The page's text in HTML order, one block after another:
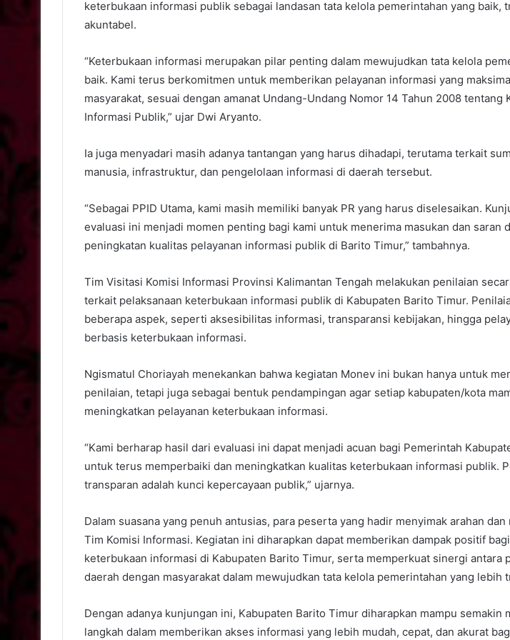
keterbukaan informasi publik sebagai landasan tata kelola pemerintahan yang baik,
akuntabel.
“Keterbukaan informasi merupakan pilar penting dalam mewujudkan tata kelola
baik. Kami terus berkomitmen untuk memberikan pelayanan informasi yang
masyarakat, sesuai dengan amanat Undang-Undang Nomor 14 Tahun 2008 tentang
Informasi Publik,” ujar Dwi Aryanto.
Ia juga menyadari masih adanya tantangan yang harus dihadapi, terutama terkait
manusia, infrastruktur, dan pengelolaan informasi di daerah tersebut.
“Sebagai PPID Utama, kami masih memiliki banyak PR yang harus diselesaikan.
evaluasi ini menjadi momen penting bagi kami untuk menerima masukan dan saran
peningkatan kualitas pelayanan informasi publik di Barito Timur,” tambahnya.
Tim Visitasi Komisi Informasi Provinsi Kalimantan Tengah melakukan penilaian
terkait pelaksanaan keterbukaan informasi publik di Kabupaten Barito Timur.
beberapa aspek, seperti aksesibilitas informasi, transparansi kebijakan, hingga
berbasis keterbukaan informasi.
Ngismatul Choriayah menekankan bahwa kegiatan Monev ini bukan hanya untuk
penilaian, tetapi juga sebagai bentuk pendampingan agar setiap kabupaten/kota
meningkatkan pelayanan keterbukaan informasi.
“Kami berharap hasil dari evaluasi ini dapat menjadi acuan bagi Pemerintah
untuk terus memperbaiki dan meningkatkan kualitas keterbukaan informasi publik.
transparan adalah kunci kepercayaan publik,” ujarnya.
Dalam suasana yang penuh antusias, para peserta yang hadir menyimak arahan dan
Tim Komisi Informasi. Kegiatan ini diharapkan dapat memberikan dampak positif
keterbukaan informasi di Kabupaten Barito Timur, serta memperkuat sinergi antara
daerah dengan masyarakat dalam mewujudkan tata kelola pemerintahan yang lebih
Dengan adanya kunjungan ini, Kabupaten Barito Timur diharapkan mampu semakin
langkah dalam memberikan akses informasi yang lebih mudah, cepat, dan akurat